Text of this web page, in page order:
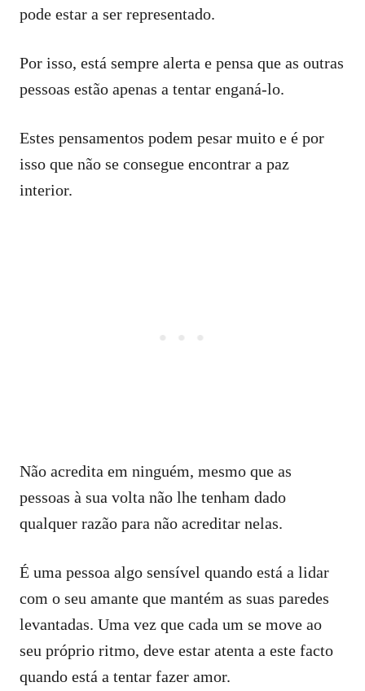
pode estar a ser representado.
Por isso, está sempre alerta e pensa que as outras
pessoas estão apenas a tentar enganá-lo.
Estes pensamentos podem pesar muito e é por
isso que não se consegue encontrar a paz
interior.
Não acredita em ninguém, mesmo que as
pessoas à sua volta não lhe tenham dado
qualquer razão para não acreditar nelas.
É uma pessoa algo sensível quando está a lidar
com o seu amante que mantém as suas paredes
levantadas. Uma vez que cada um se move ao
seu próprio ritmo, deve estar atenta a este facto
quando está a tentar fazer amor.